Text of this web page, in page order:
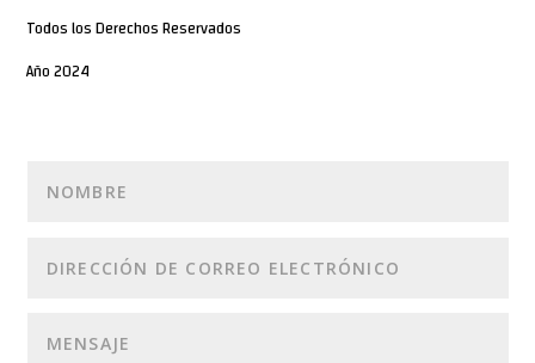
Todos los Derechos Reservados
Año 2024